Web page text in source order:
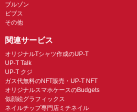
ブルゾン
ビブス
その他
関連サービス
オリジナルTシャツ作成のUP-T
UP-T Talk
UP-T クジ
ガス代無料のNFT販売・UP-T NFT
オリジナルスマホケースのBudgets
似顔絵グラフィックス
ネイルチップ専門店ミチネイル